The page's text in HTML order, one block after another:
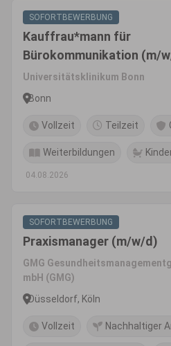
SOFORTBEWERBUNG
Kauffrau*mann für
Bürokommunikation (m/
Universitätsklinikum Bonn
Bonn
Vollzeit Teilzeit
Weiterbildungen
04.08.2026
SOFORTBEWERBUNG
Praxismanager (m/w/d)
GMG
mbH (GMG)
Düsseldorf, Köln
Vollzeit Nachhaltiger